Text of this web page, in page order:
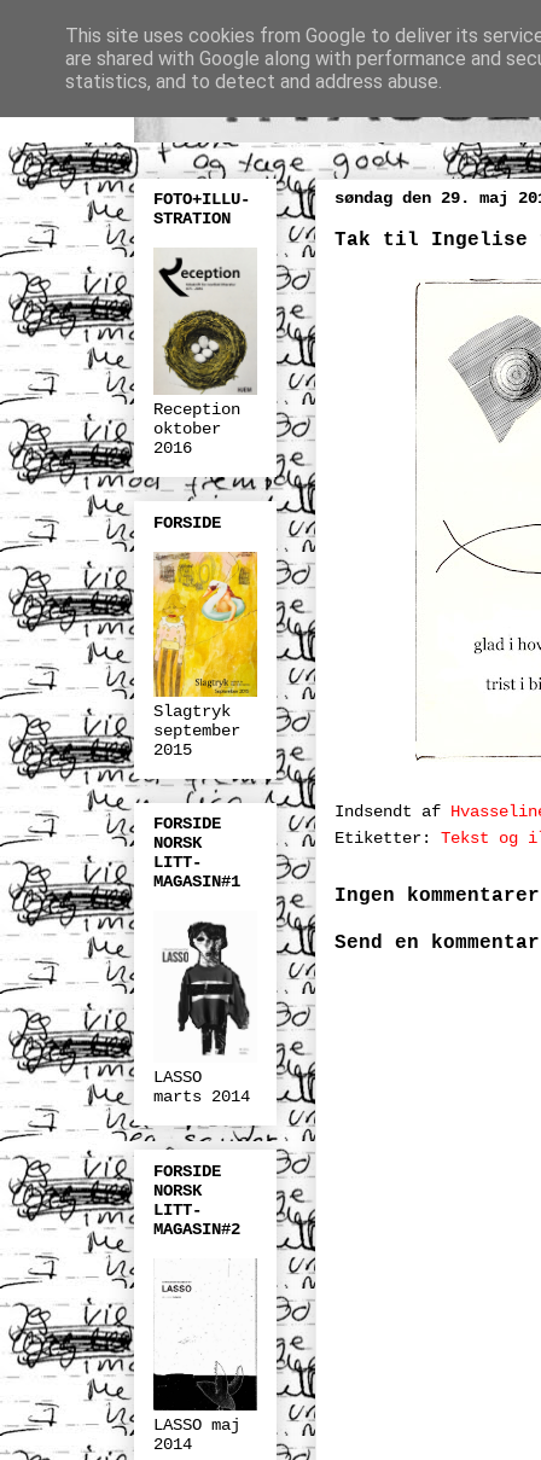
søndag den 29. maj
Tak til Ingelise
Indsendt af
Etiketter: Tekst og
Ingen
Send en kommentar
FOTO+ILLU-
STRATION
Reception
oktober
2016
FORSIDE
Slagtryk
september
2015
FORSIDE
NORSK
LITT-
MAGASIN#1
LASSO
marts 2014
FORSIDE
NORSK
LITT-
MAGASIN#2
LASSO maj
2014
This site uses cookies from Google to deliver its
are shared with Google along with performance and
statistics, and to detect and address abuse.